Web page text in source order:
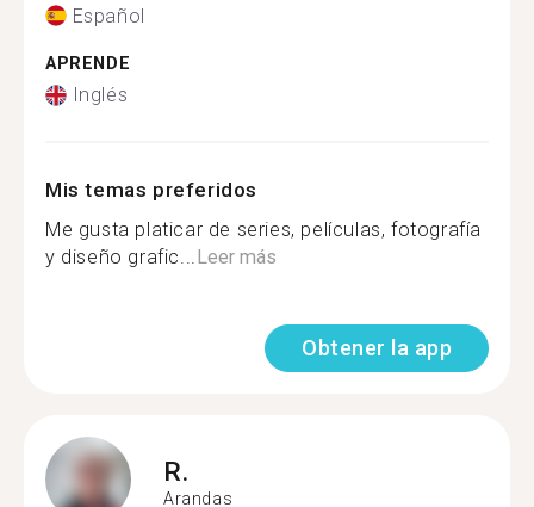
Español
APRENDE
Inglés
Mis temas preferidos
Me gusta platicar de series, películas, fotografía
y diseño grafic...Leer más
Obtener la app
R.
Arandas